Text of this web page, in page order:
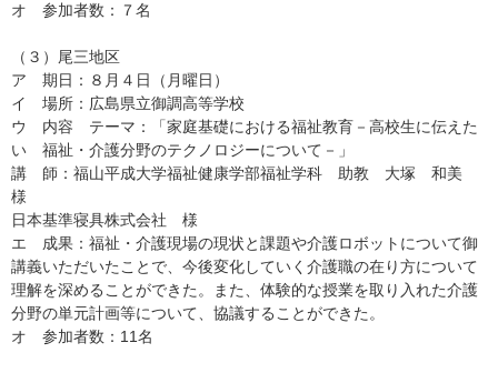
オ 参加者数：７名
（３）尾三地区
ア 期日：８月４日（月曜日）
イ 場所：広島県立御調高等学校
ウ 内容 テーマ：「家庭基礎における福祉教育－高校生に伝えた
い 福祉・介護分野のテクノロジーについて－」
講 師：福山平成大学福祉健康学部福祉学科 助教 大塚 和美
様
日本基準寝具株式会社 様
エ 成果：福祉・介護現場の現状と課題や介護ロボットについて御
講義いただいたことで、今後変化していく介護職の在り方について
理解を深めることができた。また、体験的な授業を取り入れた介護
分野の単元計画等について、協議することができた。
オ 参加者数：11名